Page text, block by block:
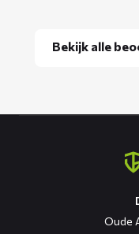
Bekijk alle
Oude